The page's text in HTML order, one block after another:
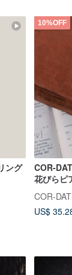
ング
10%OFF
COR-
花びらピ
COR-
US$